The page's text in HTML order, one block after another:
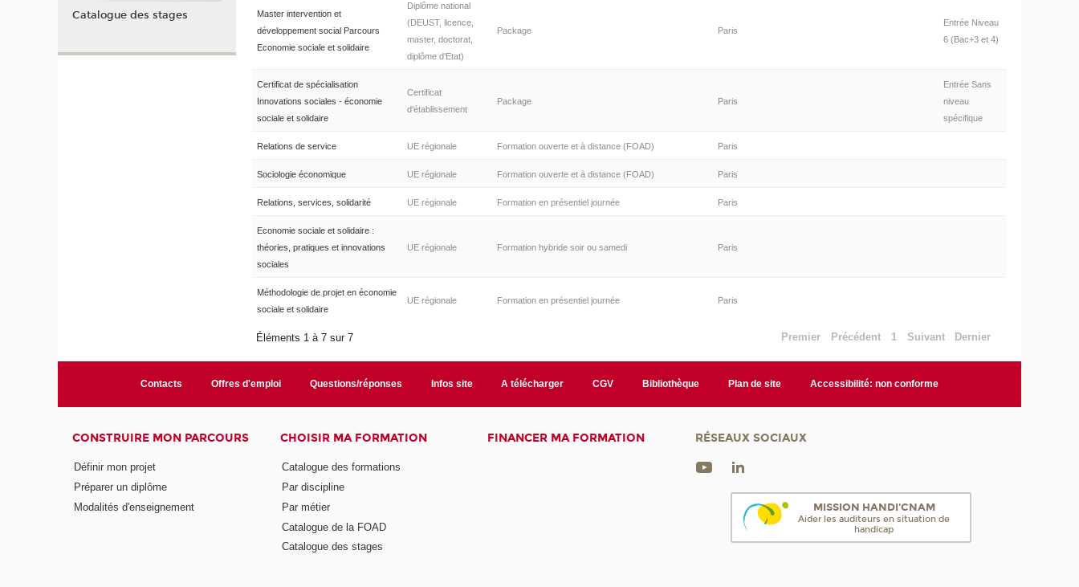
Master intervention et
développement social Parcours
Economie sociale et solidaire
Diplôme national
(DEUST, licence,
master, doctorat,
diplôme d'Etat)
Package Paris
Entrée Niveau
6 (Bac+3 et 4)
Certificat de spécialisation
Innovations sociales - économie
sociale et solidaire
Certificat
d'établissement
Package Paris
Entrée Sans
niveau
spécifique
Relations de service UE régionale Formation ouverte et à distance (FOAD) Paris
Sociologie économique UE régionale Formation ouverte et à distance (FOAD) Paris
Relations, services, solidarité UE régionale Formation en présentiel journée Paris
Economie sociale et solidaire :
théories, pratiques et innovations
sociales
UE régionale Formation hybride soir ou samedi Paris
Méthodologie de projet en économie
sociale et solidaire
UE régionale Formation en présentiel journée Paris
Éléments 1 à 7 sur 7 Premier Précédent 1 Suivant Dernier
Catalogue des stages
Contacts Offres d'emploi Questions/réponses Infos site A télécharger CGV Bibliothèque Plan de site Accessibilité: non conforme
CONSTRUIRE MON PARCOURS
Définir mon projet
Préparer un diplôme
Modalités d'enseignement
CHOISIR MA FORMATION
Catalogue des formations
Par discipline
Par métier
Catalogue de la FOAD
Catalogue des stages
FINANCER MA FORMATION RÉSEAUX SOCIAUX
MISSION HANDI'CNAM
Aider les auditeurs en situation de
handicap